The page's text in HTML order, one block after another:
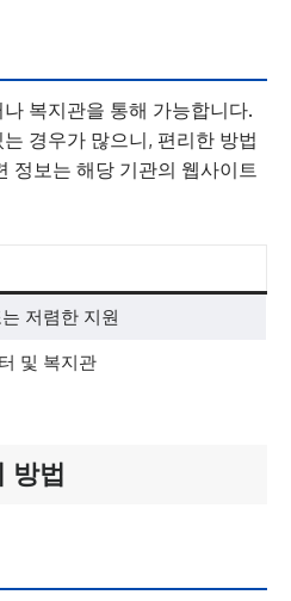
복지관을 통해 가능합니다.
경우가 많으니, 편리한 방법
정보는 해당 기관의 웹사이트
저렴한 지원
및 복지관
방법